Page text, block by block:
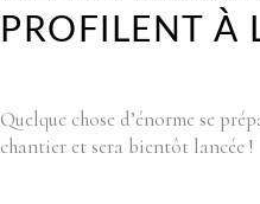
PROFILENT À
Quelque chose d’énorme se
chantier et sera bientôt lancée !